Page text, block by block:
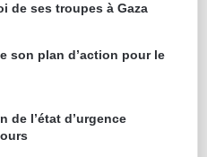
de ses troupes à Gaza
son plan d’action pour le
de l’état d’urgence